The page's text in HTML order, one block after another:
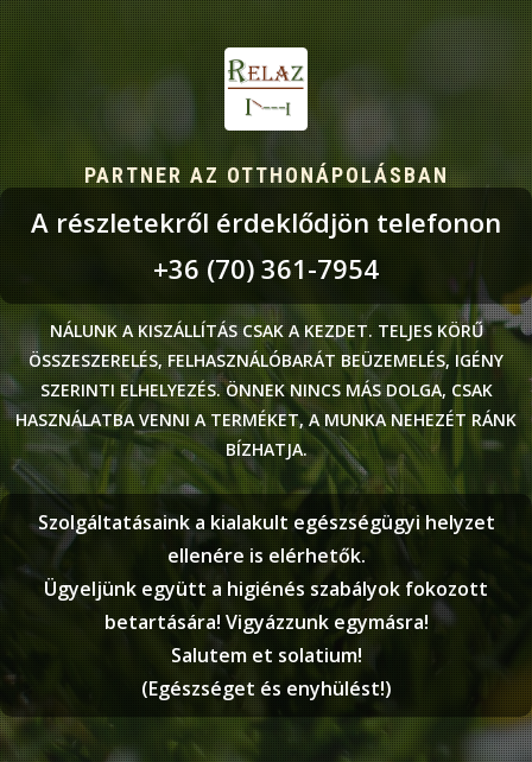
PARTNER AZ OTTHONÁPOLÁSBAN
A részletekről érdeklődjön telefonon
+36 (70) 361-7954
NÁLUNK A KISZÁLLÍTÁS CSAK A KEZDET. TELJES KÖRŰ
ÖSSZESZERELÉS, FELHASZNÁLÓBARÁT BEÜZEMELÉS, IGÉNY
SZERINTI ELHELYEZÉS. ÖNNEK NINCS MÁS DOLGA, CSAK
HASZNÁLATBA VENNI A TERMÉKET, A MUNKA NEHEZÉT RÁNK
BÍZHATJA.
Szolgáltatásaink a kialakult egészségügyi helyzet
ellenére is elérhetők.
Ügyeljünk együtt a higiénés szabályok fokozott
betartására! Vigyázzunk egymásra!
Salutem et solatium!
(Egészséget és enyhülést!)